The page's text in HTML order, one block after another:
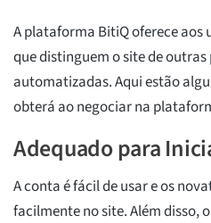
A plataforma BitiQ oferece
que distinguem o site de
automatizadas. Aqui estão
obterá ao negociar na
Adequado para
A conta é fácil de usar e os
facilmente no site. Além disso,